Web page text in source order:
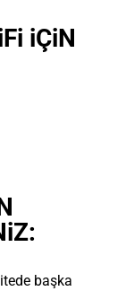
iÇiN
başka